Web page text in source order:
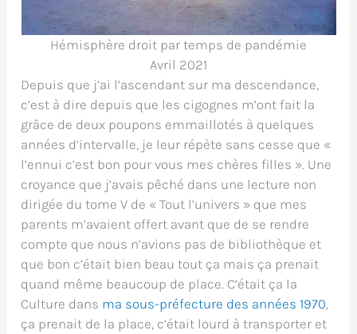
Hémisphère droit par temps de pandémie
Avril 2021
Depuis que j’ai l’ascendant sur ma descendance,
c’est à dire depuis que les cigognes m’ont fait la
grâce de deux poupons emmaillotés à quelques
années d’intervalle, je leur répète sans cesse que «
l’ennui c’est bon pour vous mes chères filles ». Une
croyance que j’avais pêché dans une lecture non
dirigée du tome V de « Tout l’univers » que mes
parents m’avaient offert avant que de se rendre
compte que nous n’avions pas de bibliothèque et
que bon c’était bien beau tout ça mais ça prenait
quand même beaucoup de place. C’était ça la
Culture dans ma sous-préfecture des années 1970,
ça prenait de la place, c’était lourd à transporter et